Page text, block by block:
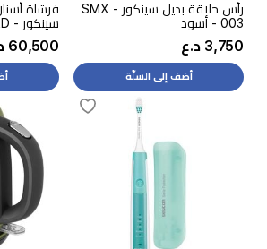
رأس حلاقة بديل سينكور - SMX
003 - أسود
3,750 د.ع
أضف إلى السلّة
فرشاة
سينكور - SOC 1101RD - أحمر
60,500 د.ع